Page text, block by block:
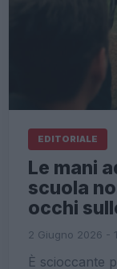
EDITORIALE
Le mani
scuola
occhi
2 Giugno 2026 -
È scioccante